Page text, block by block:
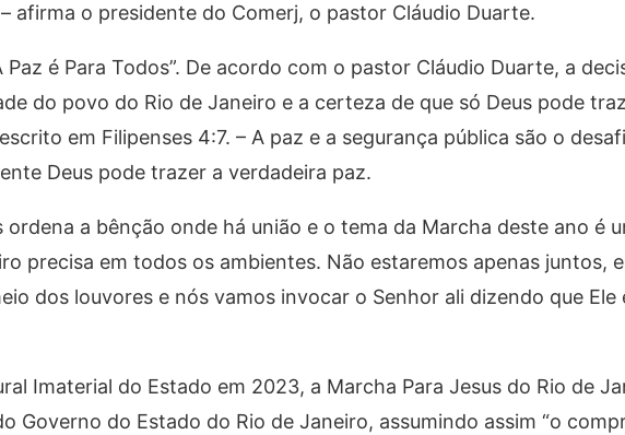
afirma o presidente do Comerj, o pastor Cláudio Duarte.
é Para Todos”. De acordo com o pastor Cláudio Duarte, a
do povo do Rio de Janeiro e a certeza de que só Deus pode
em Filipenses 4:7. – A paz e a segurança pública são o
Deus pode trazer a verdadeira paz.
ordena a bênção onde há união e o tema da Marcha deste ano é
precisa em todos os ambientes. Não estaremos apenas juntos,
dos louvores e nós vamos invocar o Senhor ali dizendo que Ele
Imaterial do Estado em 2023, a Marcha Para Jesus do Rio de
Governo do Estado do Rio de Janeiro, assumindo assim “o